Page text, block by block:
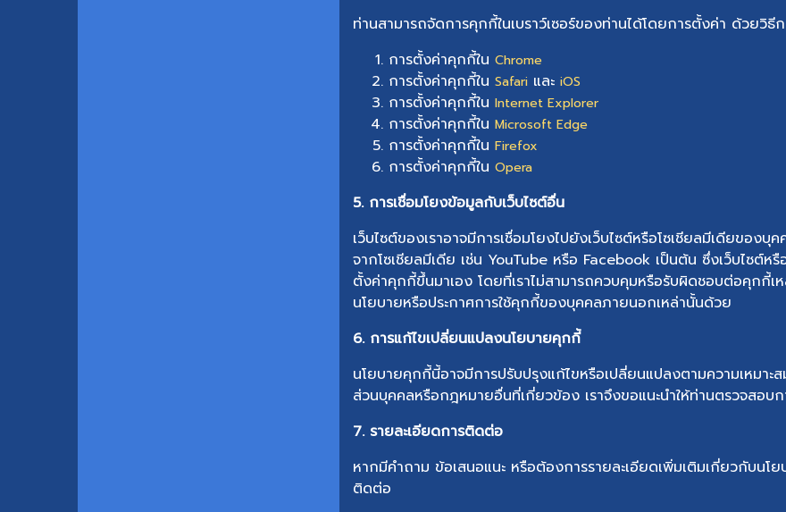
ท่านสามารถจัดการคุกกี้ในเบราว์เซอร์ของท่านได้โดยการตั้งค่า ด้วยวิธี
การตั้งค่าคุกกี้ใน Chrome
การตั้งค่าคุกกี้ใน Safariและ iOS
การตั้งค่าคุกกี้ใน Internet Explorer
การตั้งค่าคุกกี้ใน Microsoft Edge
การตั้งค่าคุกกี้ใน Firefox
การตั้งค่าคุกกี้ใน Opera
5. การเชื่อมโยงข้อมูลกับเว็บไซต์อื่น
เว็บไซต์ของเราอาจมีการเชื่อมโยงไปยังเว็บไซต์หรือโซเชียลมีเดียขอ
จากโซเชียลมีเดีย เช่น YouTube หรือ Facebook เป็นต้น ซึ่งเว็บไซต์ห
ตั้งค่าคุกกี้ขึ้นมาเอง โดยที่เราไม่สามารถควบคุมหรือรับผิดชอบต่อคุกกี้เห
นโยบายหรือประกาศการใช้คุกกี้ของบุคคลภายนอกเหล่านั้นด้วย
6. การแก้ไขเปลี่ยนแปลงนโยบายคุกกี้
นโยบายคุกกี้นี้อาจมีการปรับปรุงแก้ไขหรือเปลี่ยนแปลงตามความเหมา
ส่วนบุคคลหรือกฎหมายอื่นที่เกี่ยวข้อง เราจึงขอแนะนำให้ท่านตรวจสอบ
7. รายละเอียดการติดต่อ
หากมีคำถาม ข้อเสนอแนะ หรือต้องการรายละเอียดเพิ่มเติมเกี่ยวกับ
ติดต่อ